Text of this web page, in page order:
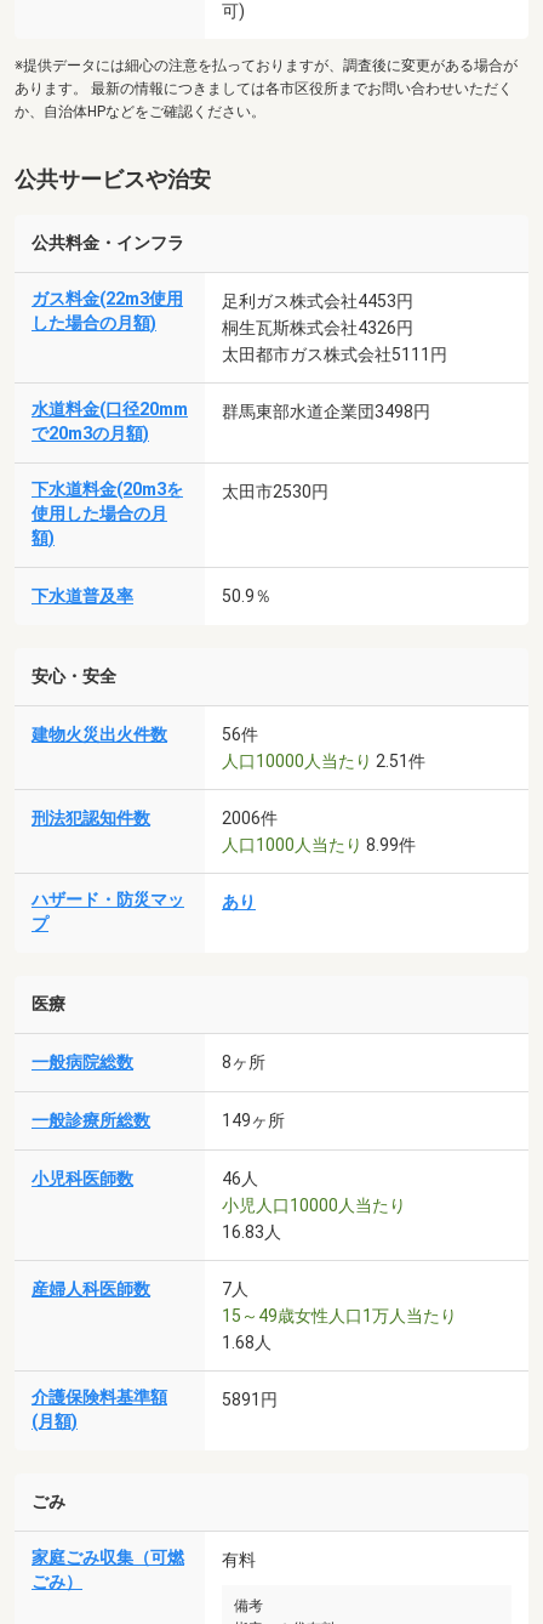
可)
※提供データには細心の注意を払っておりますが、調査後に変更がある場合が
あります。 最新の情報につきましては各市区役所までお問い合わせいただく
か、自治体HPなどをご確認ください。
公共サービスや治安
公共料金・インフラ
ガス料金(22m3使用
した場合の月額)
足利ガス株式会社4453円
桐生瓦斯株式会社4326円
太田都市ガス株式会社5111円
水道料金(口径20mm
で20m3の月額)
群馬東部水道企業団3498円
下水道料金(20m3を
使用した場合の月
額)
太田市2530円
下水道普及率 50.9％
安心・安全
建物火災出火件数
56件
人口10000人当たり 2.51件
刑法犯認知件数
2006件
人口1000人当たり 8.99件
ハザード・防災マッ
プ
あり
医療
一般病院総数 8ヶ所
一般診療所総数 149ヶ所
小児科医師数
46人
小児人口10000人当たり
16.83人
産婦人科医師数
7人
15～49歳女性人口1万人当たり
1.68人
介護保険料基準額
(月額)
5891円
ごみ
家庭ごみ収集（可燃
ごみ）
有料
備考